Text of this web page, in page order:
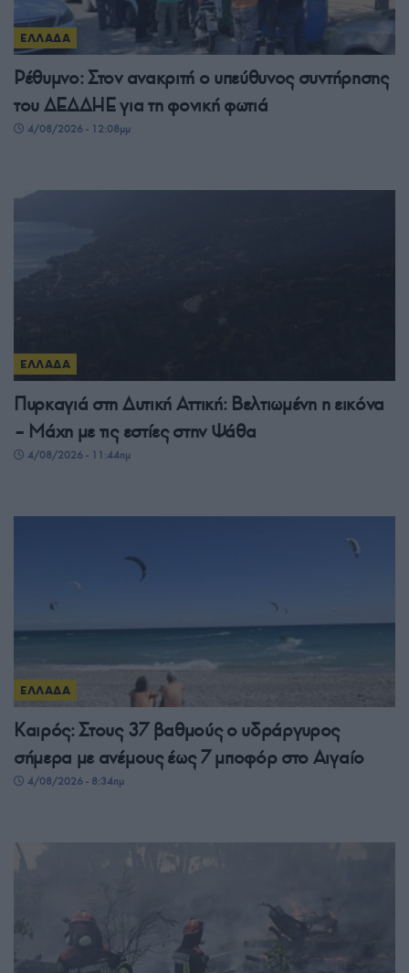
ΕΛΛΑΔΑ
Ρέθυμνο: Στον ανακριτή ο υπεύθυνος συντήρησης
του ΔΕΔΔΗΕ για τη φονική φωτιά
4/08/2026 - 12:08μμ
ΕΛΛΑΔΑ
Πυρκαγιά στη Δυτική Αττική: Βελτιωμένη η εικόνα
– Μάχη με τις εστίες στην Ψάθα
4/08/2026 - 11:44πμ
ΕΛΛΑΔΑ
Καιρός: Στους 37 βαθμούς ο υδράργυρος
σήμερα με ανέμους έως 7 μποφόρ στο Αιγαίο
4/08/2026 - 8:34πμ